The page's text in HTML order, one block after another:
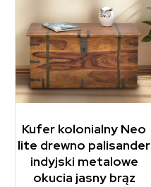
Kufer kolonialny Neo
lite drewno palisander
indyjski metalowe
okucia jasny brąz